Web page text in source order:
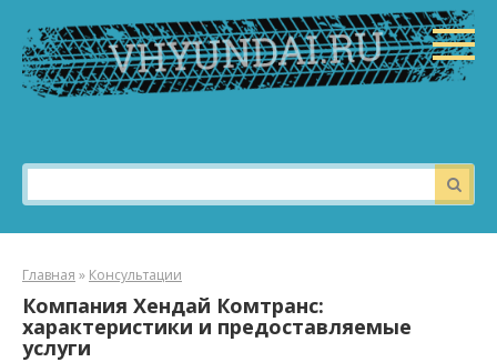
контенту
Поиск:
Главная » Консультации
Компания Хендай Комтранс:
характеристики и предоставляемые
услуги